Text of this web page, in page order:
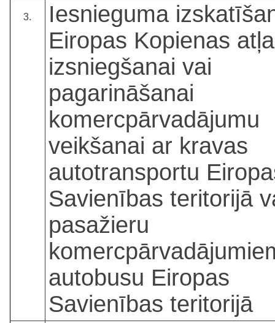
3.
Iesnieguma
Eiropas Kopienas
izsniegšanai vai
pagarināšanai
komercpārvadājumu
veikšanai ar kravas
autotransportu
Savienības teritorijā
pasažieru
autobusu Eiropas
Savienības teritorijā